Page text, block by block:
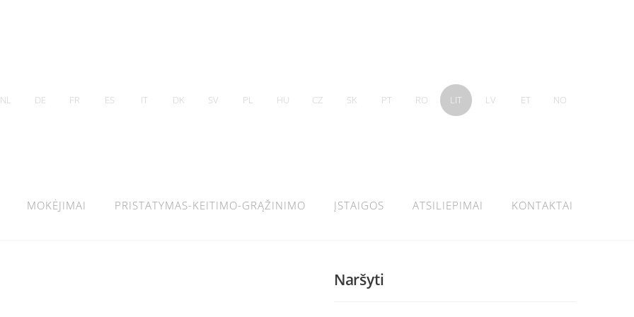
MOKĖJIMAI PRISTATYMAS-KEITIMO-GRĄŽINIMO ĮSTAIGOS ATSILIEPIMAI KONTAKTAI
NL DE FR ES IT DK SV PL HU CZ SK PT RO LIT LV ET NO
Naršyti